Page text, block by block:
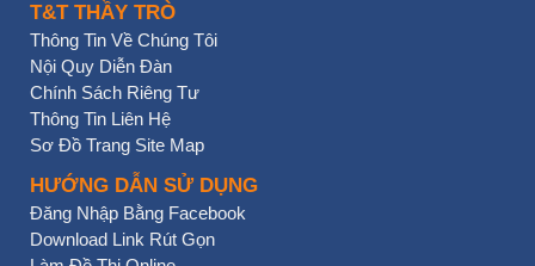
T&T THẦY TRÒ
Thông Tin Về Chúng Tôi
Nội Quy Diễn Đàn
Chính Sách Riêng Tư
Thông Tin Liên Hệ
Sơ Đồ Trang Site Map
HƯỚNG DẪN SỬ DỤNG
Đăng Nhập Bằng Facebook
Download Link Rút Gọn